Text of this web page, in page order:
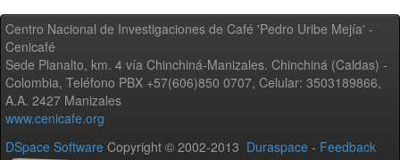
Centro Nacional de Investigaciones de Café 'Pedro Uribe Mejía' -
Cenicafé
Sede Planalto, km. 4 vía Chinchiná-Manizales. Chinchiná (Caldas) -
Colombia, Teléfono PBX +57(606)850 0707, Celular: 3503189866,
A.A. 2427 Manizales
www.cenicafe.org
DSpace Software Copyright © 2002-2013 Duraspace - Feedback